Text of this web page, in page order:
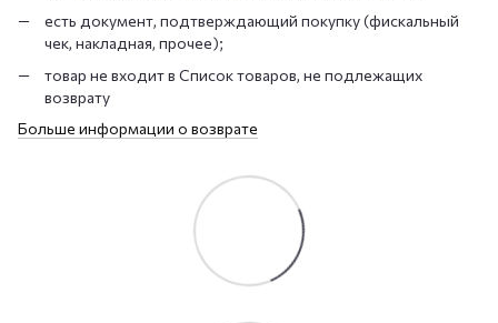
есть документ, подтверждающий покупку (фискальный
чек, накладная, прочее);
товар не входит в Список товаров, не подлежащих
возврату
Больше информации о возврате